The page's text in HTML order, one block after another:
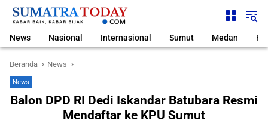
Langsung
News Nasional Internasional Sumut Medan
Beranda News
News
Balon DPD RI Dedi Iskandar Batubara Resmi
Mendaftar ke KPU Sumut